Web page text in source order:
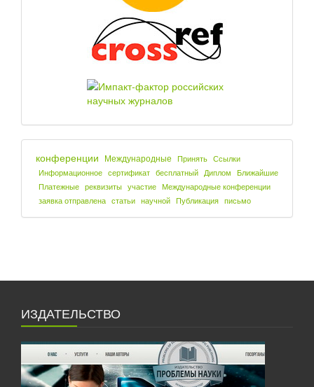
конференции Международные Принять Ссылки
Информационное сертификат бесплатный Диплом Ближайшие
Платежные реквизиты участие Международные конференции
заявка отправлена статьи научной Публикация письмо
ИЗДАТЕЛЬСТВО